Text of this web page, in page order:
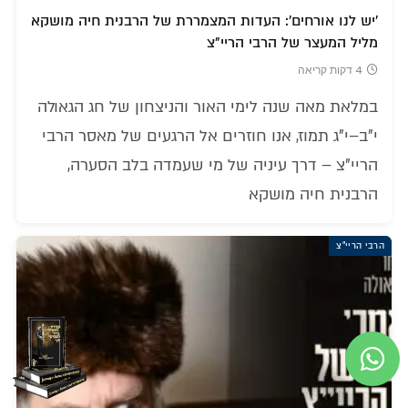
'יש לנו אורחים': העדות המצמררת של הרבנית חיה מושקא
מליל המעצר של הרבי הריי"צ
4 דקות קריאה
במלאת מאה שנה לימי האור והניצחון של חג הגאולה
י"ב–י"ג תמוז, אנו חוזרים אל הרגעים של מאסר הרבי
הריי"צ – דרך עיניה של מי שעמדה בלב הסערה,
הרבנית חיה מושקא
הרבי הריי"צ